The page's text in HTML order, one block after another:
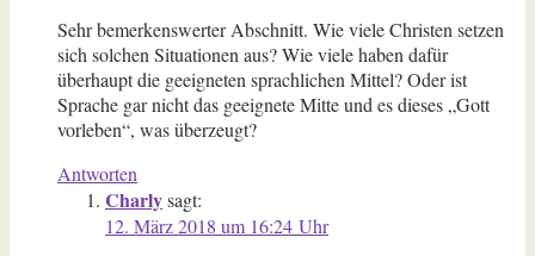
Sehr bemerkenswerter Abschnitt. Wie viele Christen setzen
sich solchen Situationen aus? Wie viele haben dafür
überhaupt die geeigneten sprachlichen Mittel? Oder ist
Sprache gar nicht das geeignete Mitte und es dieses „Gott
vorleben“, was überzeugt?
Antworten
Charlysagt:
12. März 2018 um 16:24 Uhr